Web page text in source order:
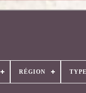
RÉGION TYPE